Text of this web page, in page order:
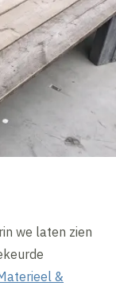
we laten zien
&